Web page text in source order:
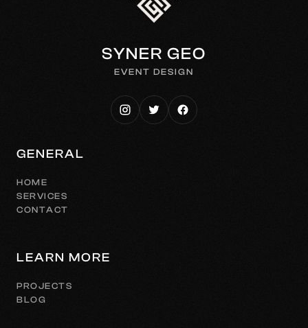
SYNER GEO
EVENT DESIGN
GENERAL
HOME
SERVICES
CONTACT
LEARN MORE
PROJECTS
BLOG